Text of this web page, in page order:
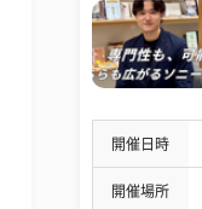
開催日時
開催場所